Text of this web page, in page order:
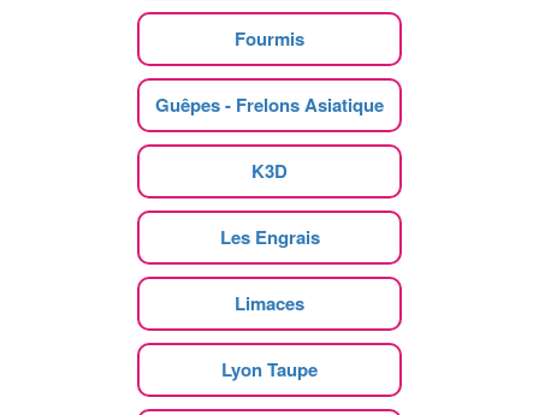
Fourmis
Guêpes - Frelons Asiatique
K3D
Les Engrais
Limaces
Lyon Taupe